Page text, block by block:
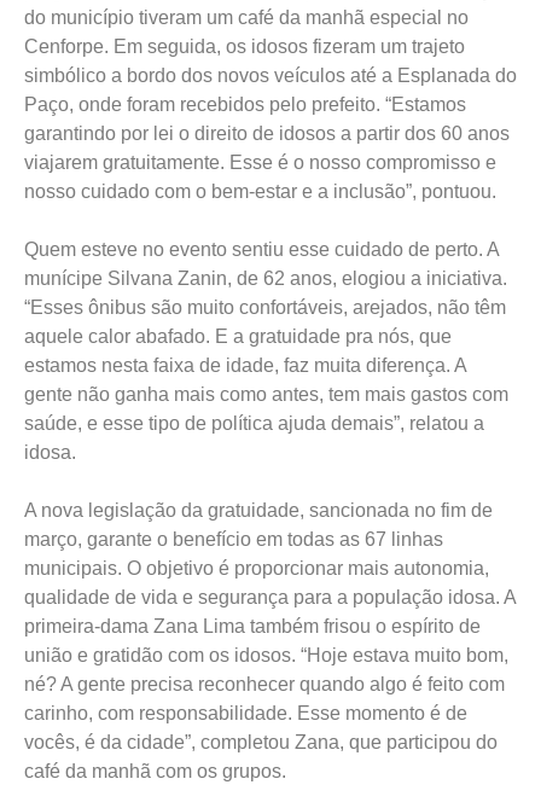
do município tiveram um café da manhã especial no
Cenforpe. Em seguida, os idosos fizeram um trajeto
simbólico a bordo dos novos veículos até a Esplanada do
Paço, onde foram recebidos pelo prefeito. “Estamos
garantindo por lei o direito de idosos a partir dos 60 anos
viajarem gratuitamente. Esse é o nosso compromisso e
nosso cuidado com o bem-estar e a inclusão”, pontuou.
Quem esteve no evento sentiu esse cuidado de perto. A
munícipe Silvana Zanin, de 62 anos, elogiou a iniciativa.
“Esses ônibus são muito confortáveis, arejados, não têm
aquele calor abafado. E a gratuidade pra nós, que
estamos nesta faixa de idade, faz muita diferença. A
gente não ganha mais como antes, tem mais gastos com
saúde, e esse tipo de política ajuda demais”, relatou a
idosa.
A nova legislação da gratuidade, sancionada no fim de
março, garante o benefício em todas as 67 linhas
municipais. O objetivo é proporcionar mais autonomia,
qualidade de vida e segurança para a população idosa. A
primeira-dama Zana Lima também frisou o espírito de
união e gratidão com os idosos. “Hoje estava muito bom,
né? A gente precisa reconhecer quando algo é feito com
carinho, com responsabilidade. Esse momento é de
vocês, é da cidade”, completou Zana, que participou do
café da manhã com os grupos.